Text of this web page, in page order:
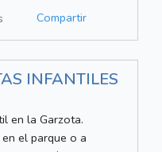
Compartir
INFANTILES
en la Garzota.
el parque o a